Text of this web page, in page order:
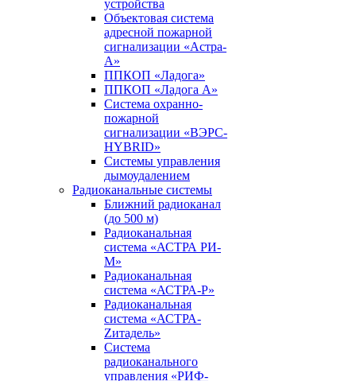
устройства
Объектовая система
адресной пожарной
сигнализации «Астра-
А»
ППКОП «Ладога»
ППКОП «Ладога А»
Система охранно-
пожарной
сигнализации «ВЭРС-
HYBRID»
Системы управления
дымоудалением
Радиоканальные системы
Ближний радиоканал
(до 500 м)
Радиоканальная
система «АСТРА РИ-
М»
Радиоканальная
система «АСТРА-Р»
Радиоканальная
система «АСТРА-
Zитадель»
Система
радиоканального
управления «РИФ-